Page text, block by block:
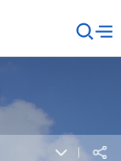
검
색
창
메뉴
공유